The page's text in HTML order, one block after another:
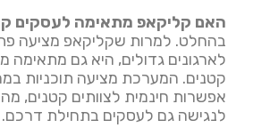
האם קליקאפ מתאימה לעסקים
בהחלט. למרות שקליקאפ מציעה
לארגונים גדולים, היא גם מתאימה
קטנים. המערכת מציעה תוכניות
אפשרות חינמית לצוותים קטנים,
לנגישה גם לעסקים בתחילת דרכם.